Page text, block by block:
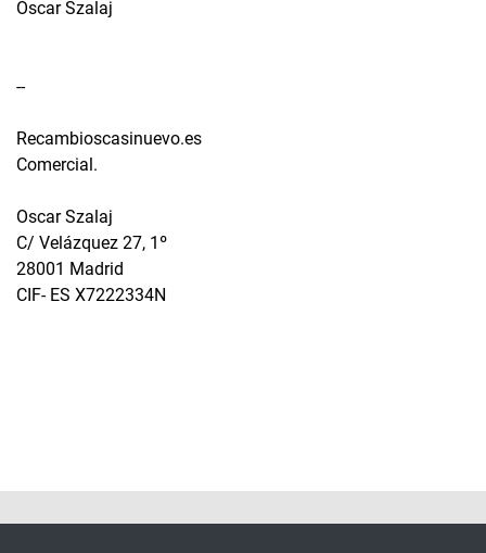
Oscar Szalaj
--
Recambioscasinuevo.es
Comercial.
Oscar Szalaj
C/ Velázquez 27, 1º
28001 Madrid
CIF- ES X7222334N